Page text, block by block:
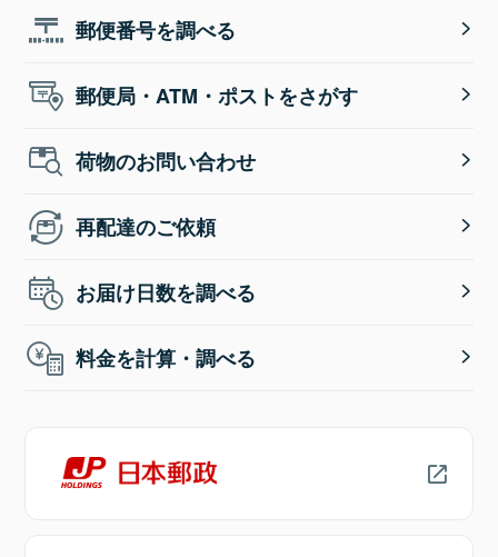
郵便番号を調べる
郵便局・ATM・ポストをさがす
荷物のお問い合わせ
再配達のご依頼
お届け日数を調べる
料金を計算・調べる